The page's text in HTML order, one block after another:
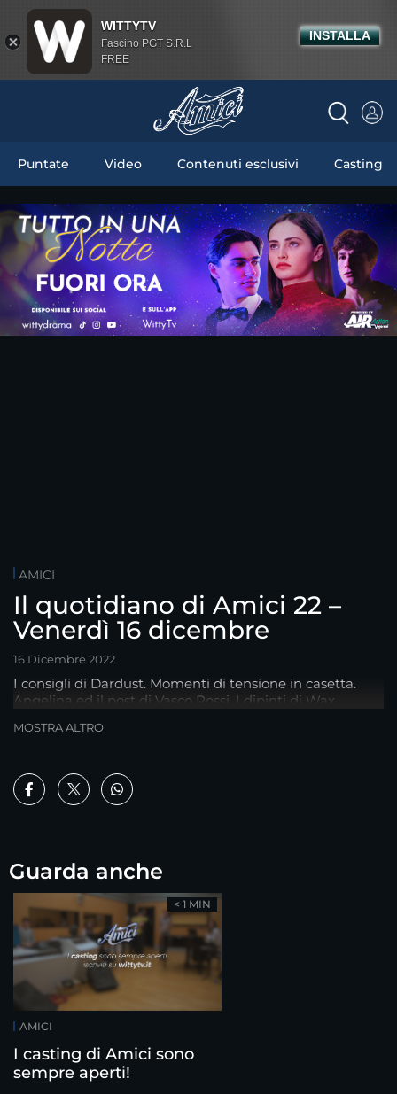
Puntate Video Contenuti esclusivi Casting
AMICI
Il quotidiano di Amici 22 –
Venerdì 16 dicembre
16 Dicembre 2022
I consigli di Dardust. Momenti di tensione in casetta.
Angelina ed il post di Vasco Rossi. I dipinti di Wax.
MOSTRA ALTRO
Guarda anche
AMICI
I casting di Amici sono
sempre aperti!
< 1 MIN
WITTYTV
Fascino PGT S.R.L
FREE
INSTALLA